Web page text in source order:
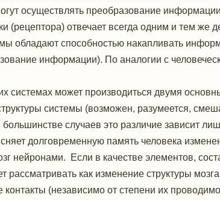
осуществлять преобразование
(рецептора) отвечает всегда одним и тем
обладают способностью накапливать
информации). По аналогии с
системах может производиться двумя
системы (возможен, разумеется,
случаев это различие зависит
долговременную память человека
нейронами. Если в качестве элементов,
рассматривать как изменение структуры
контакты (независимо от степени их